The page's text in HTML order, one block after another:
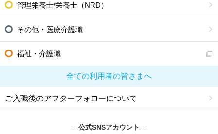
管理栄養士/栄養士（NRD）
その他・医療介護職
福祉・介護職
全ての利用者の皆さまへ
ご入職後のアフターフォローについて
公式SNSアカウント